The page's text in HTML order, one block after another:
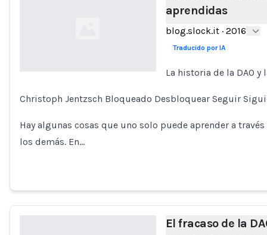
Loading...
aprendidas
blog.slock.it· 2016
Traducido por IA
La historia de la DAO
Christoph Jentzsch Bloqueado Desbloquear Seguir
Hay algunas cosas que uno solo puede aprender a
los demás. En…
El fracaso de la